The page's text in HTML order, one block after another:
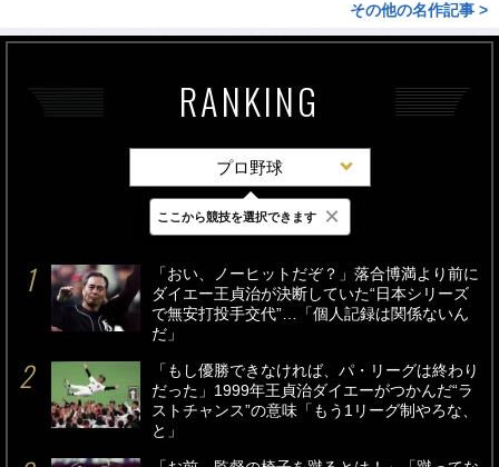
その他の名作記事 >
RANKING
プロ野球
最新 24時間 週間
「おい、ノーヒットだぞ？」落合博満より前に
ダイエー王貞治が決断していた“日本シリーズ
で無安打投手交代”…「個人記録は関係ないん
だ」
「もし優勝できなければ、パ・リーグは終わり
だった」1999年王貞治ダイエーがつかんだ“ラ
ストチャンス”の意味「もう1リーグ制やろな、
と」
ここから競技を選択できます ×